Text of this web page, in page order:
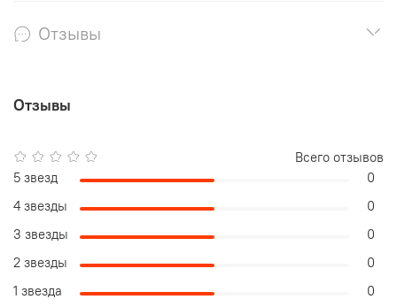
Отзывы
Отзывы
Всего отзывов
5 звезд
0
4 звезды
0
3 звезды
0
2 звезды
0
1 звезда
0